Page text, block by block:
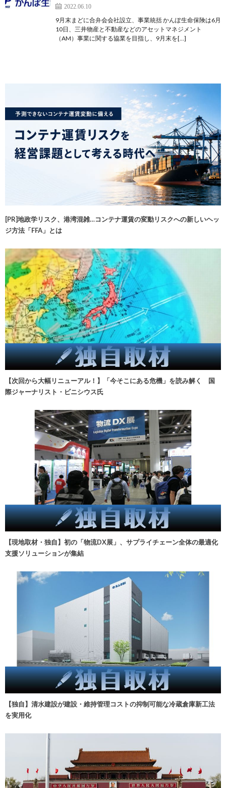
2022.06.10
9月末まどに合弁会会社設立、事業統括 かんぽ生命保険は6月
10日、三井物産と不動産などのアセットマネジメント
（AM）事業に関する協業を目指し、9月末を[…]
[PR]地政学リスク、港湾混雑…コンテナ運賃の変動リスクへの新しいヘッ
ジ方法「FFA」とは
【次回から大幅リニューアル！】「今そこにある危機」を読み解く 国
際ジャーナリスト・ビニシウス氏
【現地取材・独自】初の「物流DX展」、サプライチェーン全体の最適化
支援ソリューションが集結
【独自】清水建設が建設・維持管理コストの抑制可能な冷蔵倉庫新工法
を実用化